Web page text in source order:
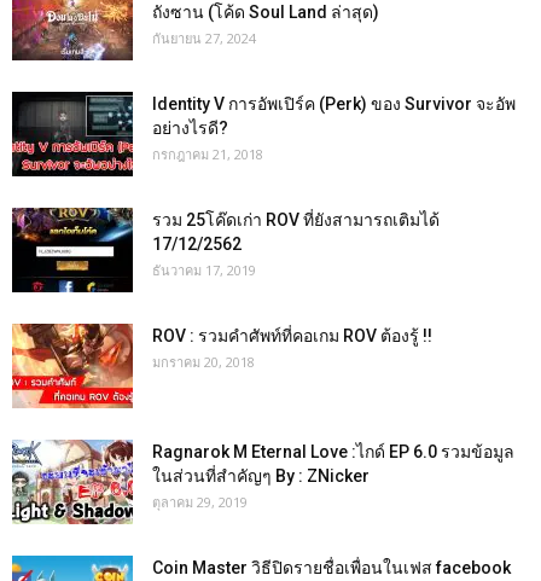
ถังซาน (โค้ด Soul Land ล่าสุด)
กันยายน 27, 2024
Identity V การอัพเปิร์ค (Perk) ของ Survivor จะอัพ
อย่างไรดี?
กรกฎาคม 21, 2018
รวม 25โค๊ดเก่า ROV ที่ยังสามารถเติมได้
17/12/2562
ธันวาคม 17, 2019
ROV : รวมคำศัพท์ที่คอเกม ROV ต้องรู้ !!
มกราคม 20, 2018
Ragnarok M Eternal Love :ไกด์ EP 6.0 รวมข้อมูล
ในส่วนที่สำคัญๆ By : ZNicker
ตุลาคม 29, 2019
Coin Master วิธีปิดรายชื่อเพื่อนในเฟส facebook